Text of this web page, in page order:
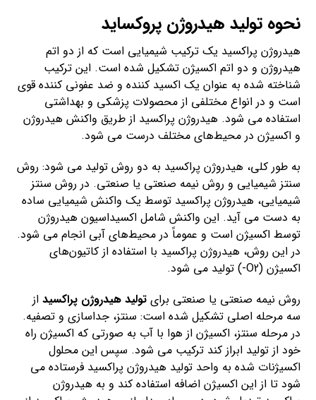
نحوه تولید هیدروژن پروکساید
هیدروژن پراکسید یک ترکیب شیمیایی است که از دو اتم
هیدروژن و دو اتم اکسیژن تشکیل شده است. این ترکیب
شناخته شده به عنوان یک اکسید کننده و ضد عفونی کننده قوی
است و در انواع مختلفی از محصولات پزشکی و بهداشتی
استفاده می شود. هیدروژن پراکسید از طریق واکنش هیدروژن
و اکسیژن در محیط‌های مختلف درست می شود.
به طور کلی، هیدروژن پراکسید به دو روش تولید می شود: روش
سنتز شیمیایی و روش نیمه صنعتی یا صنعتی. در روش سنتز
شیمیایی، هیدروژن پراکسید توسط یک واکنش شیمیایی ساده
به دست می آید. این واکنش شامل اکسیداسیون هیدروژن
توسط اکسیژن است و عموماً در محیط‌های آبی انجام می شود.
در این روش، هیدروژن پراکسید با استفاده از کاتیون‌های
اکسیژن (O2-) تولید می شود.
روش نیمه صنعتی یا صنعتی برایتولید هیدروژن پراکسید از
سه مرحله اصلی تشکیل شده است: سنتز، جداسازی و تصفیه.
در مرحله سنتز، اکسیژن از هوا با آب به صورتی که اکسیژن راه
خود از تولید ابراز کند ترکیب می شود. سپس این محلول
اکسیژنات شده به واحد تولید هیدروژن پراکسید فرستاده می
شود تا از این اکسیژن اضافه استفاده کند و به هیدروژن